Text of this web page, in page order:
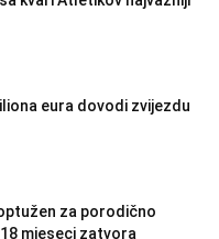
eura dovodi zvijezdu
za porodično
mjeseci zatvora